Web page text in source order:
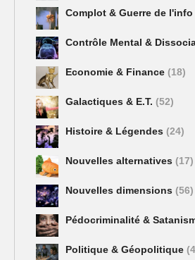
Complot & Guerre de l'info
Contrôle Mental &
Economie & Finance (18)
Galactiques & E.T. (52)
Histoire & Légendes (24)
Nouvelles alternatives (17)
Nouvelles dimensions (56)
Pédocriminalité &
Politique & Géopolitique